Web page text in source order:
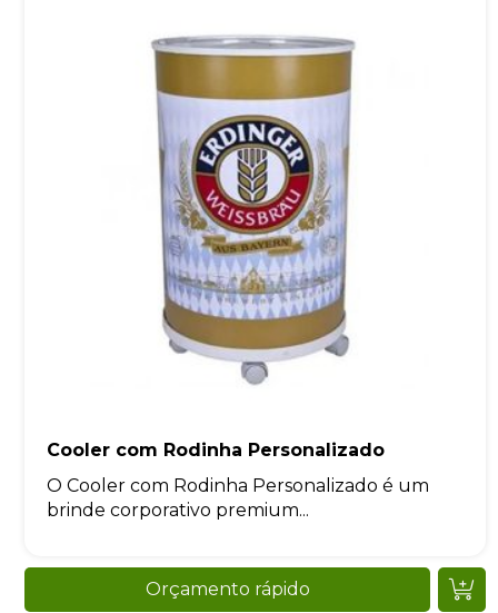
Cooler com Rodinha Personalizado
O Cooler com Rodinha Personalizado é um
brinde corporativo premium...
Orçamento rápido